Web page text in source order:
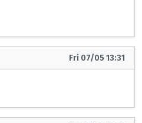
Fri 07/05 13:31